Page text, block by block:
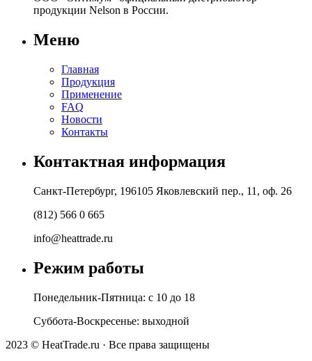
продукции Nelson в России.
Меню
Главная
Продукция
Применение
FAQ
Новости
Контакты
Контактная информация
Санкт-Петербург, 196105 Яковлевский пер., 11, оф. 26
(812) 566 0 665
info@heattrade.ru
Режим работы
Понедельник-Пятница: с 10 до 18
Суббота-Воскресенье: выходной
2023 © HeatTrade.ru · Все права защищены